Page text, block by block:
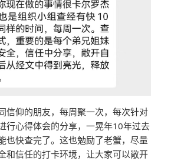
信仰的朋友，每周聚一次，每次针对
行心得体会的分享，一晃年10年过去
也快查完了。这也勉励了老蟹，尽量
和信任的打卡环境，让大家可以敞开